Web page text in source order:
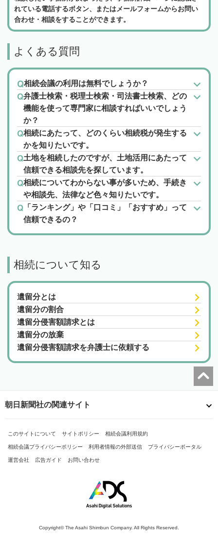
れている電話するボタン、またはメールフォームからお問い
合わせ・相談をすることができます。
よくある質問
相続会議の利用は無料でしょうか？
弁護士検索・税理士検索・司法書士検索、どの
機能を使って専門家に相談すればいいでしょう
か？
相続にあたって、どのくらい相続税が発生する
かを知りたいです。
土地を相続したのですが、土地活用にあたって
信頼できる相談先を探しています。
相続についてわからない事が多いため、手続き
や相談先、法律など色々知りたいです。
「ランキング」や「口コミ」「おすすめ」って
信頼できるの？
相続について知る
遺留分とは
遺留分の割合
遺留分侵害額請求とは
遺留分の放棄
遺留分侵害額請求を弁護士に依頼する
朝日新聞社の関連サイト
このサイトについて サイトポリシー 相続会議利用規約
相続会議プライバシーポリシー 利用者情報の外部送信 プライバシーポータル
運営会社 広告ガイド お問い合わせ
Copyright© The Asahi Shimbun Company. All Rights Reserved.